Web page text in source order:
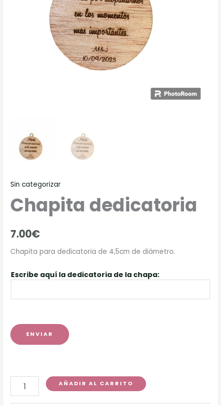
Sin categorizar
Chapita dedicatoria
7.00€
Chapita para dedicatoria de 4,5cm de diámetro.
Escribe aquí la dedicatoria de la chapa:
ENVIAR
AÑADIR AL CARRITO